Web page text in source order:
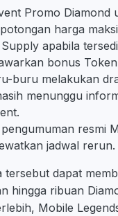
Promo Diamond
harga
apabila
bonus
buru melakukan
menunggu
resmi
jadwal rerun.
tersebut dapat
hingga ribuan
Mobile